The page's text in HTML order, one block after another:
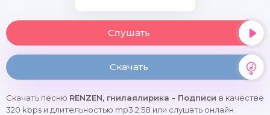
Слушать
Скачать
Скачать песню RENZEN, гнилаялирика - Подписи в качестве
320 kbps и длительностью mp3 2:58 или слушать онлайн